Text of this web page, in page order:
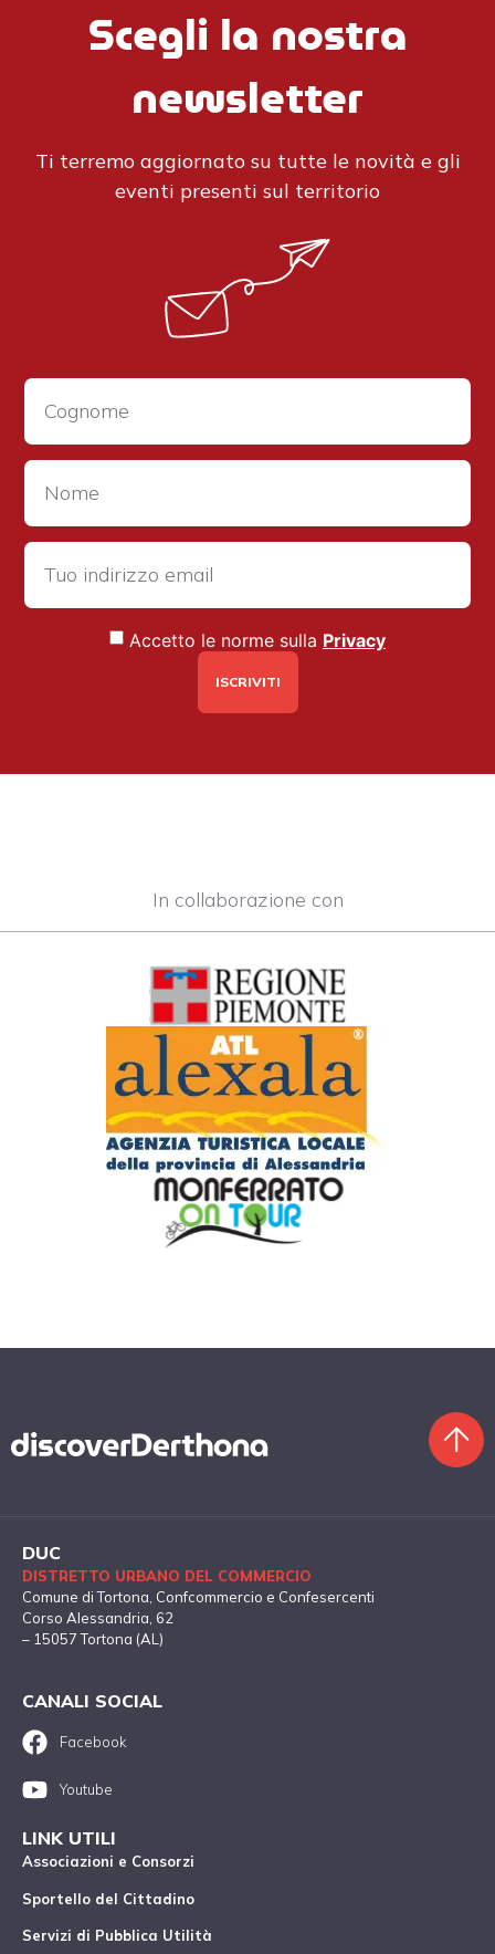
Scegli la nostra
newsletter
Ti terremo aggiornato su tutte le novità e gli
eventi presenti sul territorio
Accetto le norme sulla Privacy
In collaborazione con
DUC
DISTRETTO URBANO DEL COMMERCIO
Comune di Tortona , Confcommercio e Confesercenti
Corso Alessandria, 62
– 15057 Tortona (AL)
CANALI SOCIAL
Facebook
Youtube
LINK UTILI
Associazioni e Consorzi
Sportello del Cittadino
Servizi di Pubblica Utilità